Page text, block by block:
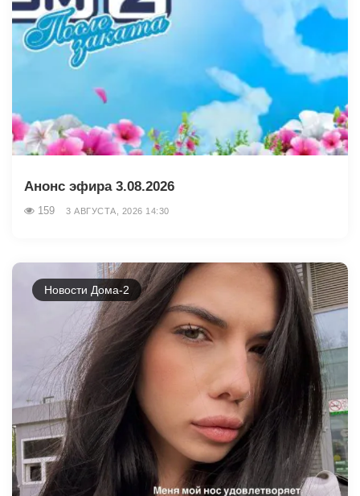
Анонс эфира 3.08.2026
159 3 АВГУСТА, 2026 14:30
Новости Дома-2